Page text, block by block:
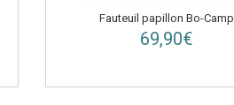
Fauteuil papillon Bo-Camp
69,90€